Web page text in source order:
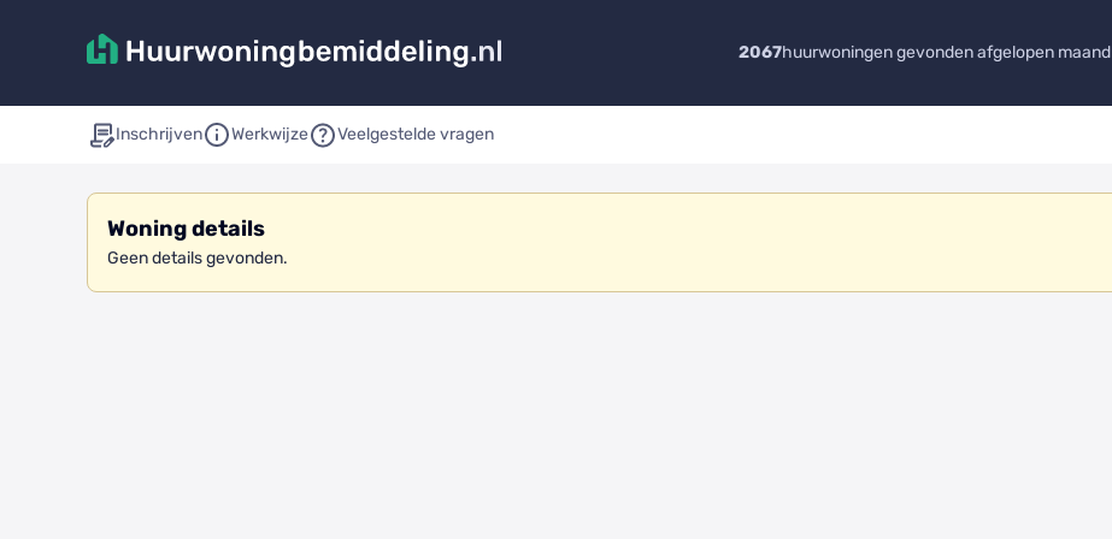
2067huurwoningen gevonden afgelopen maand
Inschrijven Werkwijze Veelgestelde vragen
Woning details
Geen details gevonden.